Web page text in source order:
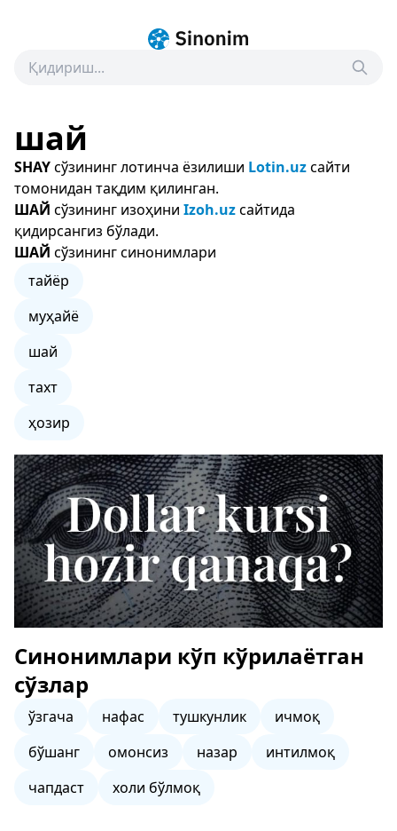
шай
SHAYсўзининг лотинча ёзилиши Lotin.uzсайти
томонидан тақдим қилинган.
ШАЙ сўзининг изоҳини Izoh.uzсайтида
қидирсангиз бўлади.
ШАЙ сўзининг синонимлари
тайёр
муҳайё
шай
тахт
ҳозир
Синонимлари кўп кўрилаётган
сўзлар
ўзгача нафас тушкунлик
ичмоқ
бўшанг
омонсиз назар
интилмоқ
чапдаст
холи бўлмоқ